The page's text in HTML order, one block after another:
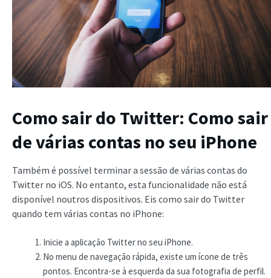
Como sair do Twitter: Como sair
de várias contas no seu iPhone
Também é possível terminar a sessão de várias contas do
Twitter no iOS. No entanto, esta funcionalidade não está
disponível noutros dispositivos. Eis como sair do Twitter
quando tem várias contas no iPhone:
Inicie a aplicação Twitter no seu iPhone.
No menu de navegação rápida, existe um ícone de três
pontos. Encontra-se à esquerda da sua fotografia de perfil.